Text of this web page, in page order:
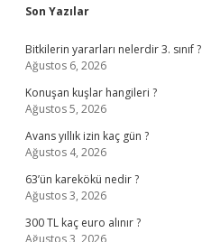
Sidebar
Son Yazılar
Bitkilerin yararları nelerdir 3. sınıf ?
Ağustos 6, 2026
Konuşan kuşlar hangileri ?
Ağustos 5, 2026
Avans yıllık izin kaç gün ?
Ağustos 4, 2026
63’ün karekökü nedir ?
Ağustos 3, 2026
300 TL kaç euro alınır ?
Ağustos 3, 2026